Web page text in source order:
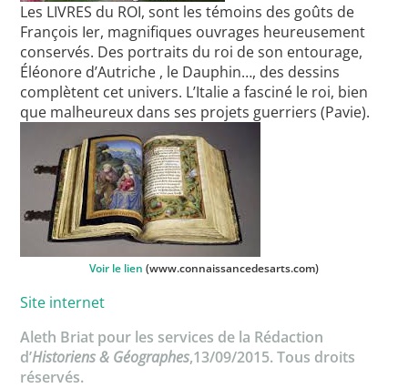
Les LIVRES du ROI, sont les témoins des goûts de
François Ier, magnifiques ouvrages heureusement
conservés. Des portraits du roi de son entourage,
Éléonore d’Autriche , le Dauphin…, des dessins
complètent cet univers. L’Italie a fasciné le roi, bien
que malheureux dans ses projets guerriers (Pavie).
Voir le lien (www.connaissancedesarts.com)
Site internet
Aleth Briat pour les services de la Rédaction
d’Historiens & Géographes,13/09/2015. Tous droits
réservés.